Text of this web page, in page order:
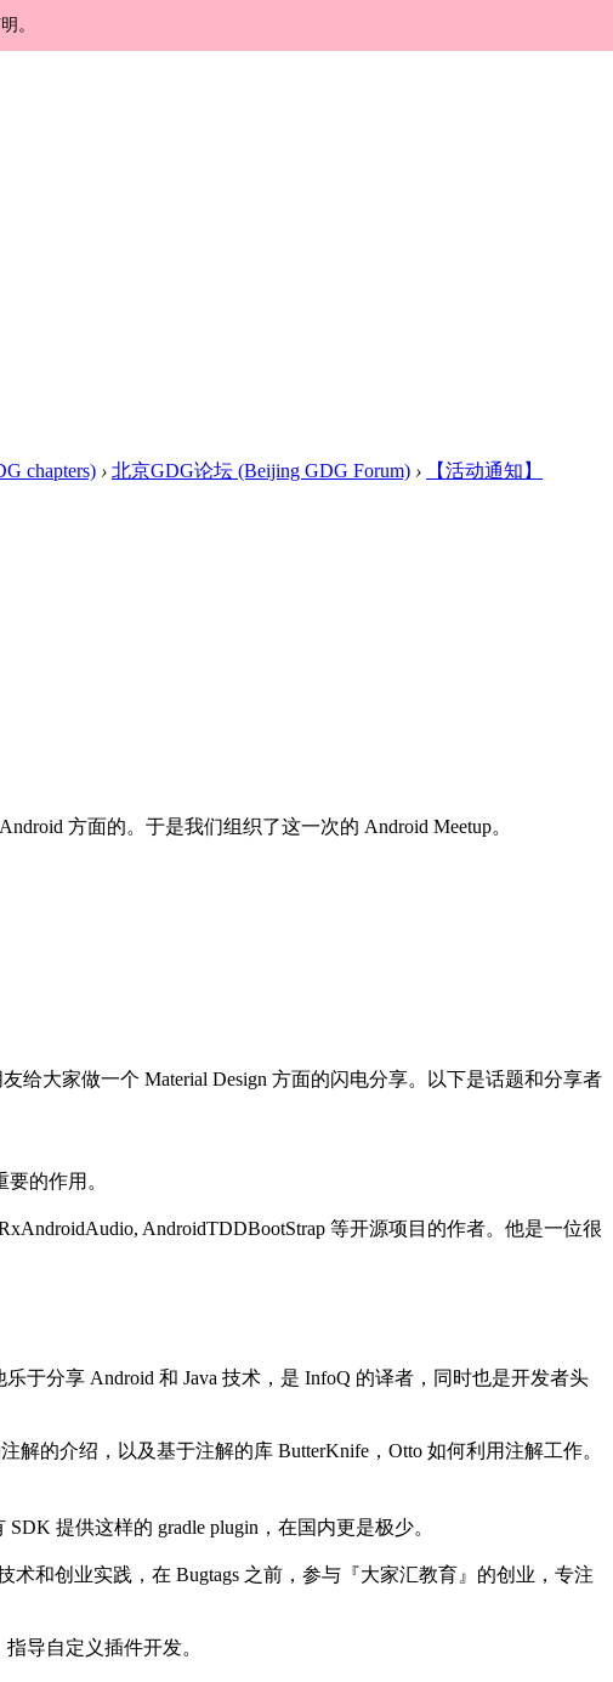
。
chapters) › 北京GDG论坛 (Beijing GDG Forum) ›
【活动通知】
方面的。于是我们组织了这一次的 Android Meetup。
给大家做一个 Material Design 方面的闪电分享。以下是话题和分享者
的作用。
AndroidTDDBootStrap 等开源项目的作者。他是一位很
于分享 Android 和 Java 技术，是 InfoQ 的译者，同时也是开发者头
的介绍，以及基于注解的库 ButterKnife，Otto 如何利用注解工作。
提供这样的 gradle plugin，在国内更是极少。
和创业实践，在 Bugtags 之前，参与『大家汇教育』的创业，专注
导自定义插件开发。